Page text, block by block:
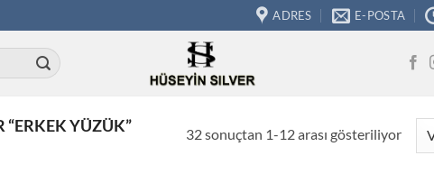
ADRES E-POSTA
“ERKEK YÜZÜK”
32 sonuçtan 1-12 arası gösteriliyor